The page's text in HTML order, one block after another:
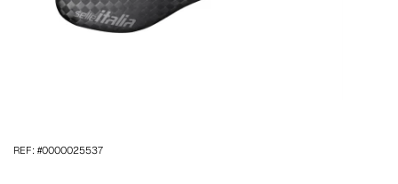
REF: #0000025537